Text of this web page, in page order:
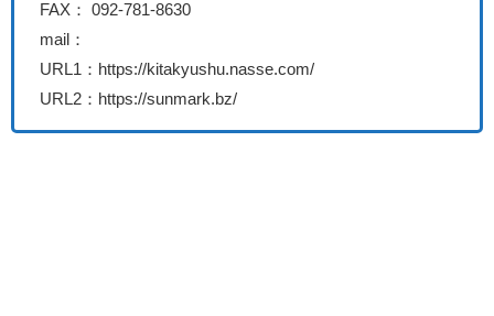
FAX： 092-781-8630
mail：
URL1：https://kitakyushu.nasse.com/
URL2：https://sunmark.bz/